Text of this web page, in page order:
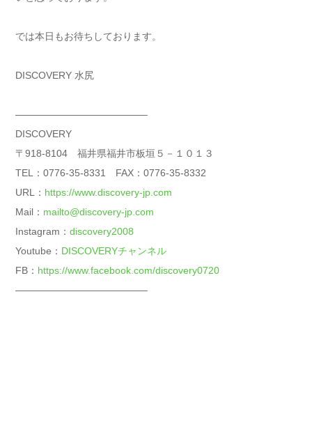
では本日もお待ちしております。
DISCOVERY 水尻
—————————————–
DISCOVERY
〒918-8104 福井県福井市板垣５－１０１３
TEL：0776-35-8331 FAX：0776-35-8332
URL： https://www.discovery-jp.com
Mail： mailto@discovery-jp.com
Instagram： discovery2008
Youtube： DISCOVERYチャンネル
FB： https://www.facebook.com/discovery0720
—————————————–